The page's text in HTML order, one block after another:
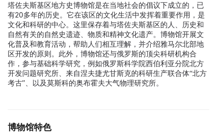
塔佐夫斯基区地方史博物馆是在当地社会的倡议下成立的，已
有20多年的历史。它在该区的文化生活中发挥着重要作用，是
文化和科研的中心。这里保存着与塔佐夫斯基区的人、历史和
自然有关的自然史遗迹、物质和精神文化遗产。博物馆开展文
化普及和教育活动，帮助人们相互理解，并介绍雅马尔北部地
区开发的原则。此外，博物馆还与俄罗斯的顶尖科研机构合
作，参与基础科学研究，例如俄罗斯科学院西伯利亚分院北方
开发问题研究所、来自涅夫捷尤甘斯克的科研生产联合体“北方
考古”、以及莫斯科的奥布霍夫大气物理研究所。
博物馆特色